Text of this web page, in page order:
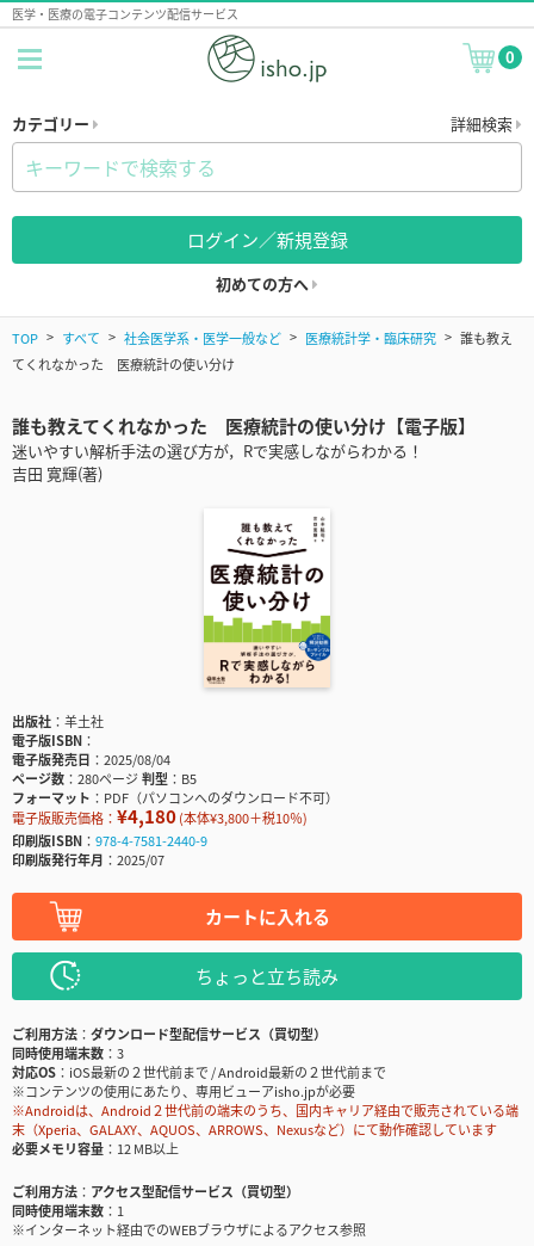
医学・医療の電子コンテンツ配信サービス
0
カテゴリー 詳細検索
ログイン／新規登録
初めての方へ
TOP すべて 社会医学系・医学一般など 医療統計学・臨床研究
誰も教え
てくれなかった 医療統計の使い分け
誰も教えてくれなかった 医療統計の使い分け【電子版】
迷いやすい解析手法の選び方が，Rで実感しながらわかる！
吉田 寛輝(著)
出版社
羊土社
電子版ISBN
電子版発売日
2025/08/04
ページ数
280ページ判型
B5
フォーマット
PDF（パソコンへのダウンロード不可）
電子版販売価格： ¥4,180(本体¥3,800＋税10％)
印刷版ISBN
978-4-7581-2440-9
印刷版発行年月
2025/07
カートに入れる
ちょっと立ち読み
ご利用方法
ダウンロード型配信サービス（買切型）
同時使用端末数
3
対応OS
iOS最新の２世代前まで / Android最新の２世代前まで
※コンテンツの使用にあたり、専用ビューアisho.jpが必要
※Androidは、Android２世代前の端末のうち、国内キャリア経由で販売されている端
末（Xperia、GALAXY、AQUOS、ARROWS、Nexusなど）にて動作確認しています
必要メモリ容量
12 MB以上
ご利用方法
アクセス型配信サービス（買切型）
同時使用端末数
1
※インターネット経由でのWEBブラウザによるアクセス参照